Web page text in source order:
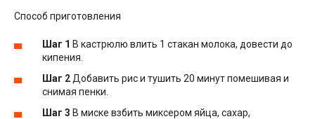
Способ приготовления
Шаг 1 В кастрюлю влить 1 стакан молока, довести до
кипения.
Шаг 2 Добавить рис и тушить 20 минут помешивая и
снимая пенки.
Шаг 3 В миске взбить миксером яйца, сахар,